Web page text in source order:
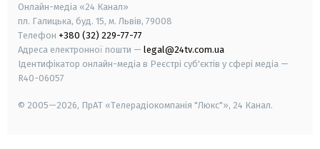
Онлайн-медіа «24 Канал»
пл. Галицька, буд. 15, м. Львів, 79008
Телефон +380 (32) 229-77-77
Адреса електронної пошти — legal@24tv.com.ua
Ідентифікатор онлайн-медіа в Реєстрі суб'єктів у сфері медіа —
R40-06057
© 2005—2026, ПрАТ «Телерадіокомпанія "Люкс"», 24 Канал.